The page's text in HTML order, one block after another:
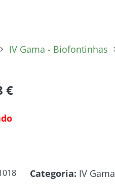
IV Gama - Biofontinhas
€
Categoria: IV